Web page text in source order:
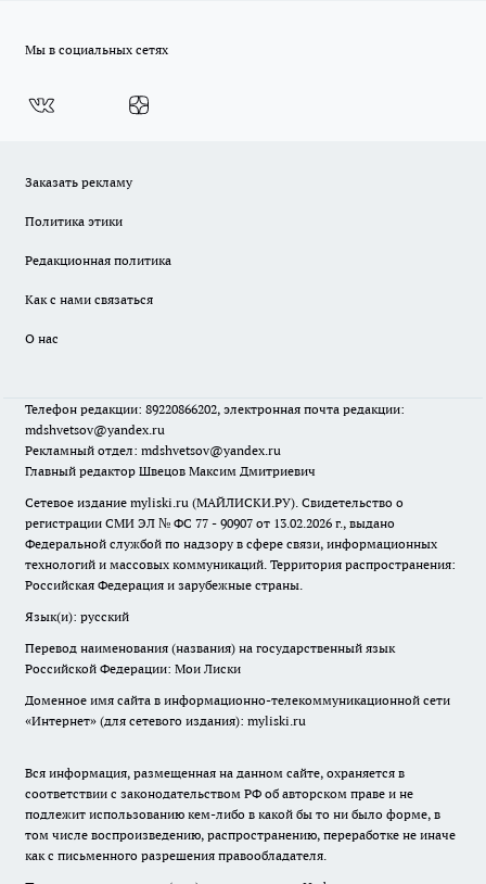
Мы в социальных сетях
Заказать рекламу
Политика этики
Редакционная политика
Как с нами связаться
О нас
Телефон редакции: 89220866202, электронная почта редакции:
mdshvetsov@yandex.ru
Рекламный отдел: mdshvetsov@yandex.ru
Главный редактор Швецов Максим Дмитриевич
Сетевое издание myliski.ru (МАЙЛИСКИ.РУ). Свидетельство о
регистрации СМИ ЭЛ № ФС 77 - 90907 от 13.02.2026 г., выдано
Федеральной службой по надзору в сфере связи, информационных
технологий и массовых коммуникаций. Территория распространения:
Российская Федерация и зарубежные страны.
Язык(и): русский
Перевод наименования (названия) на государственный язык
Российской Федерации: Мои Лиски
Доменное имя сайта в информационно-телекоммуникационной сети
«Интернет» (для сетевого издания): myliski.ru
Вся информация, размещенная на данном сайте, охраняется в
соответствии с законодательством РФ об авторском праве и не
подлежит использованию кем-либо в какой бы то ни было форме, в
том числе воспроизведению, распространению, переработке не иначе
как с письменного разрешения правообладателя.